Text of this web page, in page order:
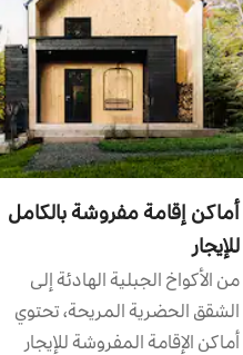
أماكن إقامة مفروشة بالكامل
للإيجار
من الأكواخ الجبلية الهادئة إلى
الشقق الحضرية المريحة، تحتوي
أماكن الإقامة المفروشة للإيجار